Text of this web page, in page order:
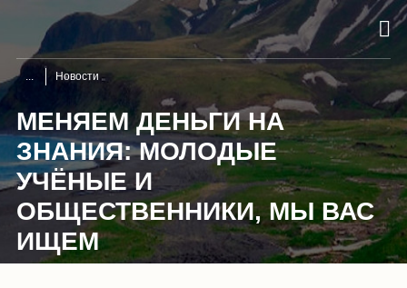
Новости
МЕНЯЕМ ДЕНЬГИ НА
ЗНАНИЯ: МОЛОДЫЕ
УЧЁНЫЕ И
ОБЩЕСТВЕННИКИ, МЫ ВАС
ИЩЕМ